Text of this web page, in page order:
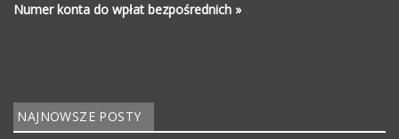
Numer konta do wpłat bezpośrednich »
NAJNOWSZE POSTY